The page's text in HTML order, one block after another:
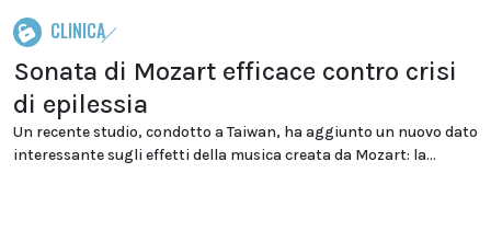
CLINICA
Sonata di Mozart efficace contro crisi
di epilessia
Un recente studio, condotto a Taiwan, ha aggiunto un nuovo dato
interessante sugli effetti della musica creata da Mozart: la...